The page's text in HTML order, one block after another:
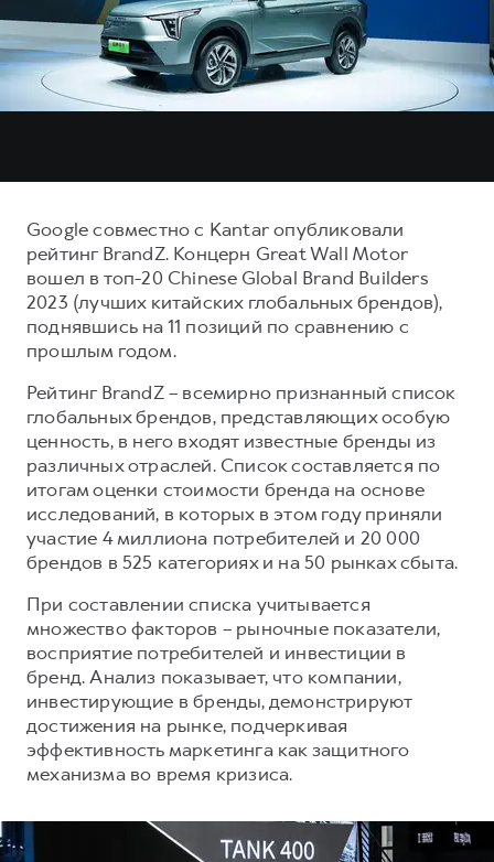
H7
от 3 799 000 ₽ от 4 799 000 ₽
Тест-драйв
Трейд-ин
Кредитный калькулятор
Кредит
КОРПОРАТИВНЫМ КЛИЕНТАМ
Для малого бизнеса
Корпоративным клиентам
Крупным корпоративным клиентам
Система управления автопарком
Сервис для корпоративных клиентов
HAVAL Лизинг
АКСЕССУАРЫ HAVAL
Автомобильные аксессуары
Коллекция PRO
Коллекция Базовая
Коллекция Детская
СЕРВИСНОЕ ОБСЛУЖИВАНИЕ
Нулевое ТО
Программа «Помощь на дороге»
Электронный ПТС
ПОДДЕРЖКА
GWM Безопасность
Гарантия HAVAL
Мобильное приложение GWM
Программа «HAVAL Защита+»
Руководства по эксплуатации
Подписки
АКСЕССУАРЫ HAVAL
Автомобильные аксессуары
Коллекция PRO
Коллекция Базовая
Коллекция Детская
О дилере
Наша команда
Контакты
Google совместно c Kantar опубликовали
рейтинг BrandZ. Концерн Great Wall Motor
вошел в топ-20 Chinese Global Brand Builders
2023 (лучших китайских глобальных брендов),
поднявшись на 11 позиций по сравнению с
прошлым годом.
Рейтинг BrandZ – всемирно признанный список
глобальных брендов, представляющих особую
ценность, в него входят известные бренды из
различных отраслей. Список составляется по
итогам оценки стоимости бренда на основе
исследований, в которых в этом году приняли
участие 4 миллиона потребителей и 20 000
брендов в 525 категориях и на 50 рынках сбыта.
При составлении списка учитывается
множество факторов – рыночные показатели,
восприятие потребителей и инвестиции в
бренд. Анализ показывает, что компании,
инвестирующие в бренды, демонстрируют
достижения на рынке, подчеркивая
эффективность маркетинга как защитного
механизма во время кризиса.